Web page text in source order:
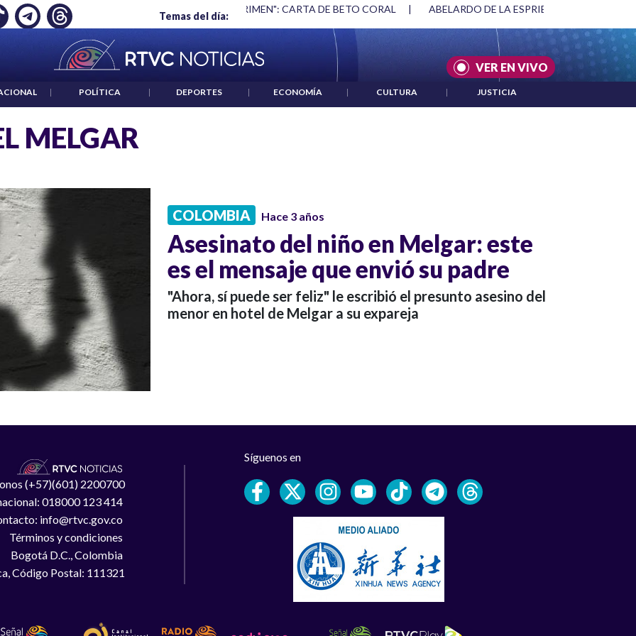
Temas del día:
EMPLEO: JP MORGAN "HABLAR NO ES UN CRIMEN": CARTA DE BETO CORAL | ABELARDO DE LA ESPRIELLA Y DMG
VER EN VIVO
| POLÍTICA | DEPORTES | ECONOMÍA | CULTURA | JUSTICIA
MELGAR
COLOMBIA Hace 3 años
Asesinato del niño en Melgar: este
es el mensaje que envió su padre
"Ahora, sí puede ser feliz" le escribió el presunto asesino del
menor en hotel de Melgar a su expareja
(+57)(601) 2200700
018000 123 414
info@rtvc.gov.co
Términos y condiciones
Bogotá D.C., Colombia
Código Postal: 111321
Síguenos en